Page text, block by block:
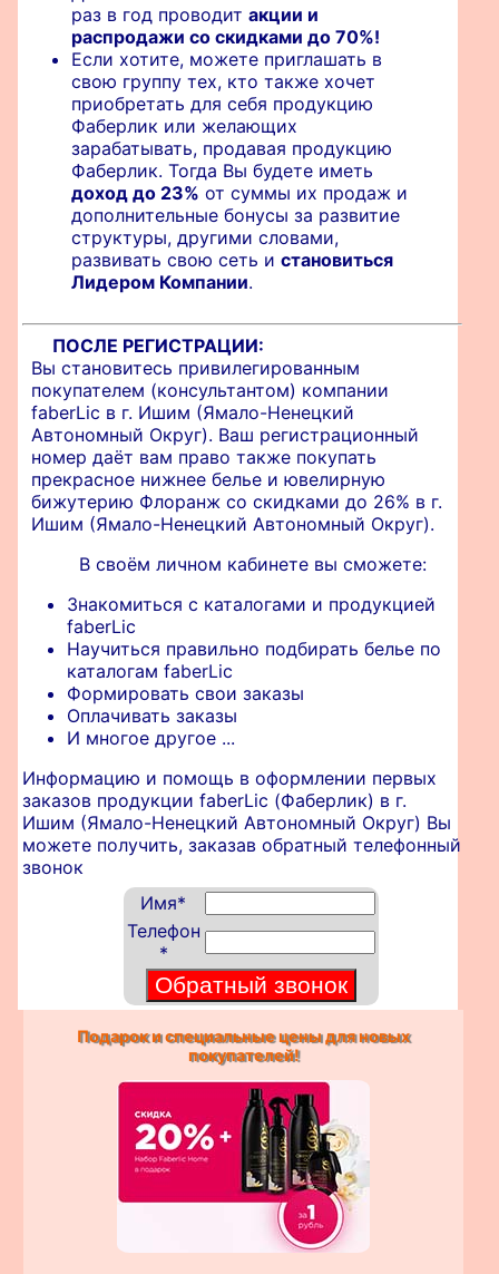
раз в год проводит акции и
распродажи со скидками до 70%!
Если хотите, можете приглашать в
свою группу тех, кто также хочет
приобретать для себя продукцию
Фаберлик или желающих
зарабатывать, продавая продукцию
Фаберлик. Тогда Вы будете иметь
доход до 23% от суммы их продаж и
дополнительные бонусы за развитие
структуры, другими словами,
развивать свою сеть и становиться
Лидером Компании.
ПОСЛЕ РЕГИСТРАЦИИ:
Вы становитесь привилегированным
покупателем (консультантом) компании
faberLic в г. Ишим (Ямало-Ненецкий
Автономный Округ). Ваш регистрационный
номер даёт вам право также покупать
прекрасное нижнее белье и ювелирную
бижутерию Флоранж со скидками до 26% в г.
Ишим (Ямало-Ненецкий Автономный Округ).
В своём личном кабинете вы сможете:
Знакомиться с каталогами и продукцией
faberLic
Научиться правильно подбирать белье по
каталогам faberLic
Формировать свои заказы
Оплачивать заказы
И многое другое ...
Информацию и помощь в оформлении первых
заказов продукции faberLic (Фаберлик) в г.
Ишим (Ямало-Ненецкий Автономный Округ) Вы
можете получить, заказав обратный телефонный
звонок
Имя*
Телефон
*
Подарок и специальные цены для новых
покупателей!